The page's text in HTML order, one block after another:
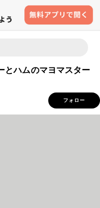
ハムのマヨマスター
フォロー